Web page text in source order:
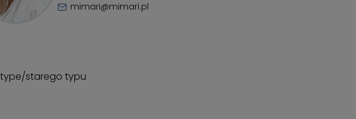
mimari@mimari.pl
type/starego typu